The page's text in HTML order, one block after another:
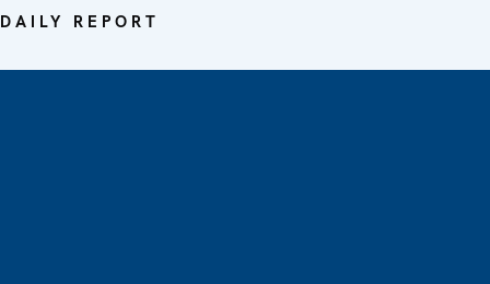
DAILY REPORT